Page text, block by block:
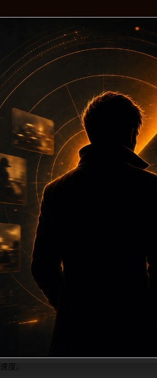
核心围绕吃瓜下载免费平台、今日吃瓜
户来回搜索的成本。内容更新时优先保留
齐栏目深度，同时帮助 sitemap、栏目页
从标题、正文、图片 alt、title 之间识
标题去重和 description 长度过滤。如果
面之间的重复感。页面底部保留同类推荐
搜索路径补充三类信息：入口是否稳定、
、canonical、主题图、alt、title和推荐
不同栏目词和不同问题角度。栏目页则保
度。